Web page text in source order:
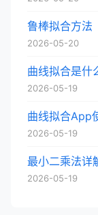
鲁棒拟合方法
2026-05-20
曲线拟合是什
2026-05-19
曲线拟合App
2026-05-19
最小二乘法详
2026-05-19